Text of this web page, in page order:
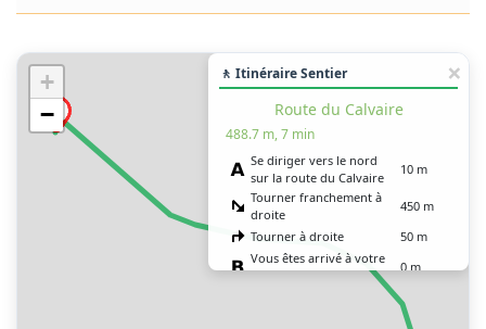
+
−
🚶 Itinéraire Sentier
Route du Calvaire
488.7 m, 7 min
Se diriger vers le nord
sur la route du Calvaire
10 m
Tourner franchement à
droite
450 m
Tourner à droite
50 m
Vous êtes arrivé à votre
destination, droit devant
0 m